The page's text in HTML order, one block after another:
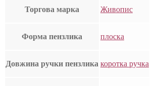
Торгова марка Живопис
Форма пензлика плоска
Довжина ручки пензлика коротка ручка